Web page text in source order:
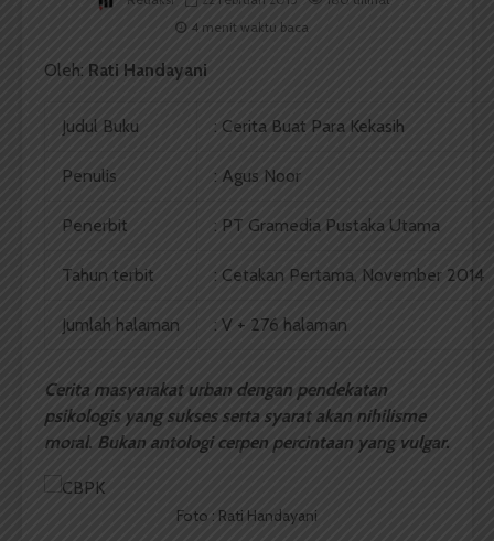
4 menit waktu baca
Oleh: Rati Handayani
Judul Buku : Cerita Buat Para Kekasih
Penulis : Agus Noor
Penerbit : PT Gramedia Pustaka Utama
Tahun terbit : Cetakan Pertama, November 2014
Jumlah halaman : V + 276 halaman
Cerita masyarakat urban dengan pendekatan
psikologis yang sukses serta syarat akan nihilisme
moral. Bukan antologi cerpen percintaan yang vulgar.
Foto : Rati Handayani